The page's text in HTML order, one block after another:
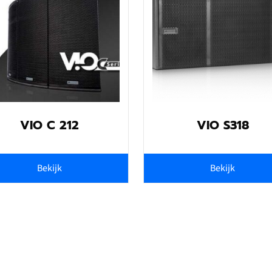
USB (Data Service)
VIO C 212
Bekijk
VIO S318
Bekijk